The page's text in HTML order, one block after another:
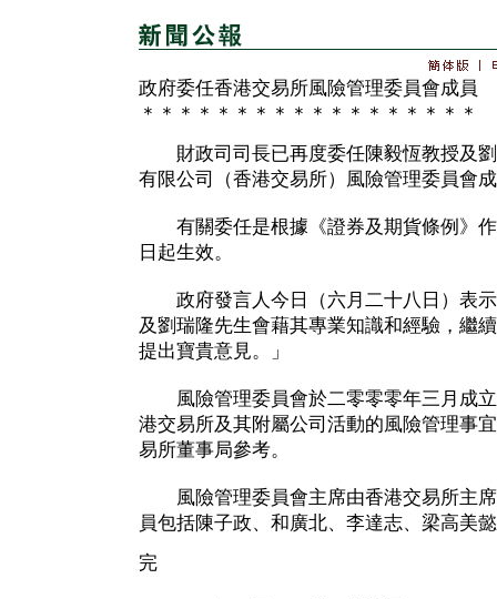
政府委任香港交易所風險管理委員會成員
＊＊＊＊＊＊＊＊＊＊＊＊＊＊＊＊＊＊
財政司司長已再度委任陳毅恆教授及劉
有限公司（香港交易所）風險管理委員會
有關委任是根據《證券及期貨條例》作
日起生效。
政府發言人今日（六月二十八日）表示
及劉瑞隆先生會藉其專業知識和經驗，繼
提出寶貴意見。」
風險管理委員會於二零零零年三月成立
港交易所及其附屬公司活動的風險管理事
易所董事局參考。
風險管理委員會主席由香港交易所主席
員包括陳子政、和廣北、李達志、梁高美
完